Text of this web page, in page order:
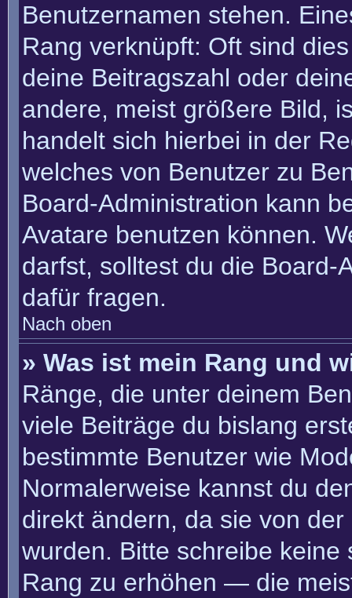
Benutzernamen stehen.
Rang verknüpft: Oft sind
deine Beitragszahl oder
andere, meist größere Bild,
handelt sich hierbei in der
welches von Benutzer zu
Board-Administration kann
Avatare benutzen können.
darfst, solltest du die Board-
dafür fragen.
Nach oben
» Was ist mein Rang und
Ränge, die unter deinem
viele Beiträge du bislang
bestimmte Benutzer wie
Normalerweise kannst du
direkt ändern, da sie von
wurden. Bitte schreibe
Rang zu erhöhen — die